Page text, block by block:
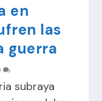
en
las
guerra
subraya